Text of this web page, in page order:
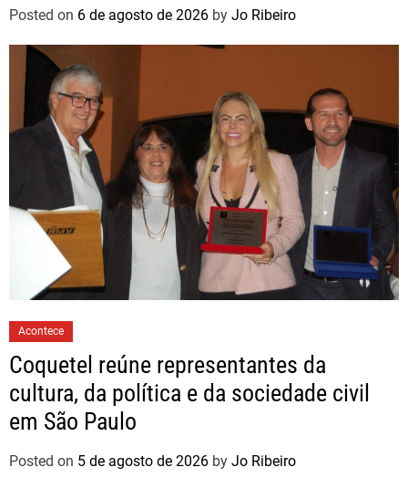
Posted on 6 de agosto de 2026 by Jo Ribeiro
Acontece
Coquetel reúne representantes da
cultura, da política e da sociedade civil
em São Paulo
Posted on 5 de agosto de 2026 by Jo Ribeiro